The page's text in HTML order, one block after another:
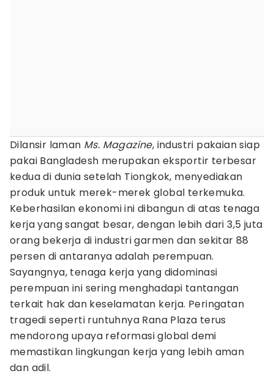
Dilansir laman Ms. Magazine, industri pakaian siap
pakai Bangladesh merupakan eksportir terbesar
kedua di dunia setelah Tiongkok, menyediakan
produk untuk merek-merek global terkemuka.
Keberhasilan ekonomi ini dibangun di atas tenaga
kerja yang sangat besar, dengan lebih dari 3,5 juta
orang bekerja di industri garmen dan sekitar 88
persen di antaranya adalah perempuan.
Sayangnya, tenaga kerja yang didominasi
perempuan ini sering menghadapi tantangan
terkait hak dan keselamatan kerja. Peringatan
tragedi seperti runtuhnya Rana Plaza terus
mendorong upaya reformasi global demi
memastikan lingkungan kerja yang lebih aman
dan adil.